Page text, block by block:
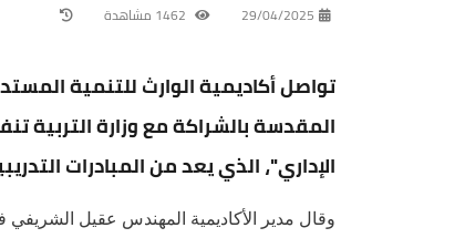
29/04/2025
تواصل أكاديمية الوارث للتنمية
المقدسة بالشراكة مع وزارة التربية
الإداري"، الذي يعد من المبادرات
وقال مدير الأكاديمية المهندس عقيل الشريفي